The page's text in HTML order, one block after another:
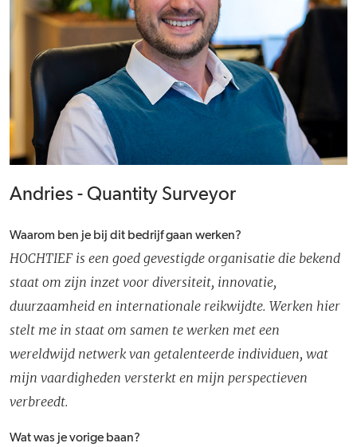
Andries - Quantity Surveyor
Waarom ben je bij dit bedrijf gaan werken?
HOCHTIEF is een goed gevestigde organisatie die bekend
staat om zijn inzet voor diversiteit, innovatie,
duurzaamheid en internationale reikwijdte. Werken hier
stelt me in staat om samen te werken met een
wereldwijd netwerk van getalenteerde individuen, wat
mijn vaardigheden versterkt en mijn perspectieven
verbreedt.
Wat was je vorige baan?